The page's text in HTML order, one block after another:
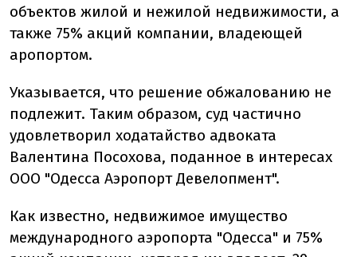
объектов жилой и нежилой недвижимости, а
также 75% акций компании, владеющей
аропортом.
Указывается, что решение обжалованию не
подлежит. Таким образом, суд частично
удовлетворил ходатайство адвоката
Валентина Посохова, поданное в интересах
ООО "Одесса Аэропорт Девелопмент".
Как известно, недвижимое имущество
международного аэропорта "Одесса" и 75%